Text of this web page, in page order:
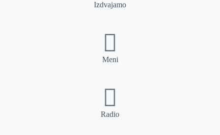
Izdvajamo
Meni
Radio